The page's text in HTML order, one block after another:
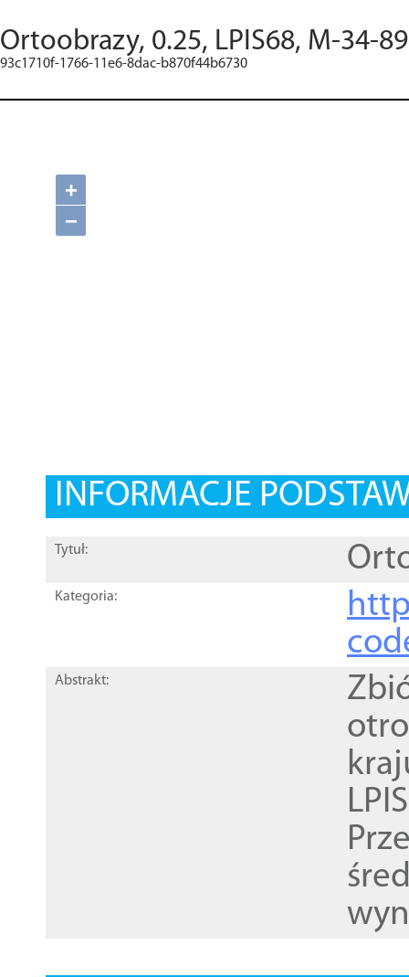
Ortoobrazy, 0.25, LPIS68, M-34-
93c1710f-1766-11e6-8dac-b870f44b6730
+
−
INFORMACJE
Tytuł:
Kategoria:
Abstrakt: